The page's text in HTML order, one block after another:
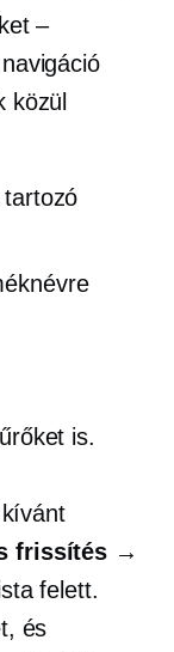
–
közül
is.
frissítés →
felett.
és